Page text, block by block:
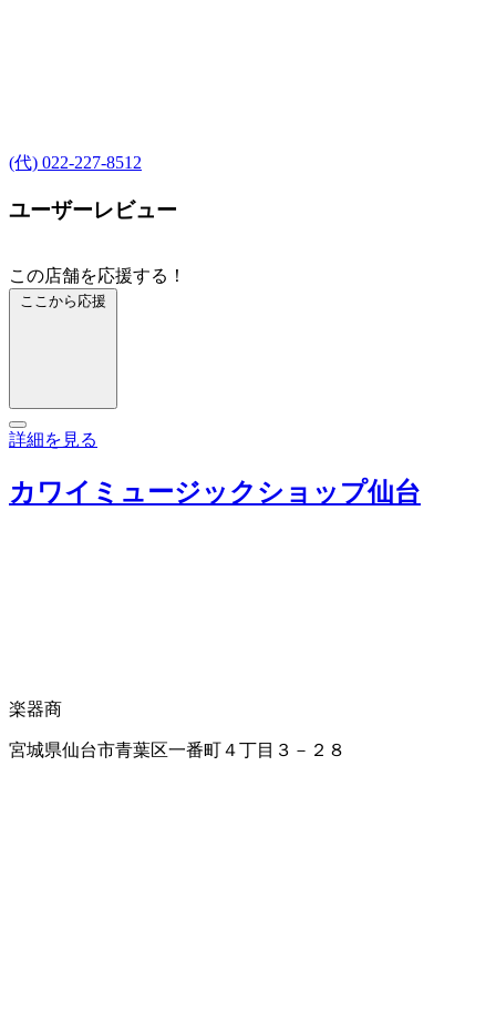
(代) 022-227-8512
ユーザーレビュー
この店舗を応援する！
ここから応援
詳細を見る
カワイミュージックショップ仙台
楽器商
宮城県仙台市青葉区一番町４丁目３－２８